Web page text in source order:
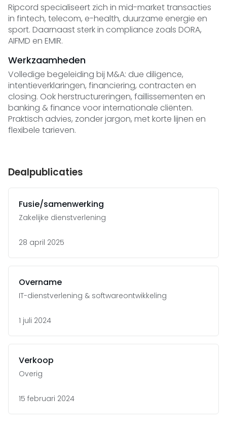
Ripcord specialiseert zich in mid-market transacties
in fintech, telecom, e-health, duurzame energie en
sport. Daarnaast sterk in compliance zoals DORA,
AIFMD en EMIR.
Werkzaamheden
Volledige begeleiding bij M&A: due diligence,
intentieverklaringen, financiering, contracten en
closing. Ook herstructureringen, faillissementen en
banking & finance voor internationale cliënten.
Praktisch advies, zonder jargon, met korte lijnen en
flexibele tarieven.
Dealpublicaties
Fusie/samenwerking
Zakelijke dienstverlening
28 april 2025
Overname
IT-dienstverlening & softwareontwikkeling
1 juli 2024
Verkoop
Overig
15 februari 2024